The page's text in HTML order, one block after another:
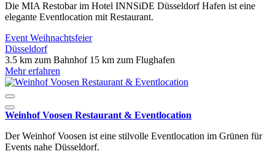
Die MIA Restobar im Hotel INNSiDE Düsseldorf Hafen ist eine
elegante Eventlocation mit Restaurant.
Event Weihnachtsfeier
Düsseldorf
3.5 km zum Bahnhof 15 km zum Flughafen
Mehr erfahren
Weinhof Voosen Restaurant & Eventlocation
Der Weinhof Voosen ist eine stilvolle Eventlocation im Grünen für
Events nahe Düsseldorf.